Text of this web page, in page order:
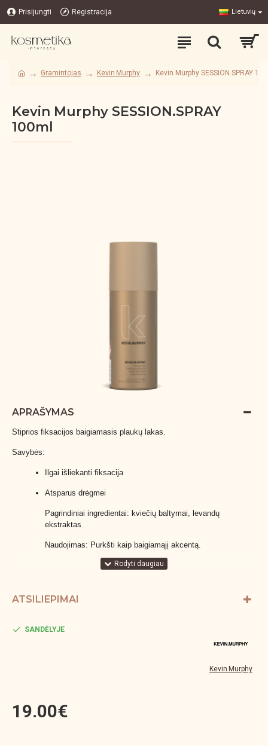
Prisijungti Registracija Lietuvių
Gramintojas Kevin Murphy Kevin Murphy SESSION.SPRAY
Kevin Murphy SESSION.SPRAY
100ml
APRAŠYMAS
Stiprios fiksacijos baigiamasis plaukų lakas.
Savybės:
Ilgai išliekanti fiksacija
Atsparus drėgmei
Pagrindiniai ingredientai: kviečių baltymai, levandų
ekstraktas
Naudojimas: Purkšti kaip baigiamąjį akcentą.
ATSILIEPIMAI
19.00€
SANDĖLYJE
Kevin Murphy